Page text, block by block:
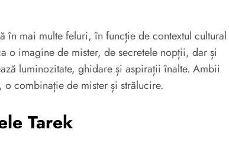
în mai multe feluri, în funcție de contextul cultural
o imagine de mister, de secretele nopții, dar și
luminozitate, ghidare și aspirații înalte. Ambii
combinație de mister și strălucire.
Tarek